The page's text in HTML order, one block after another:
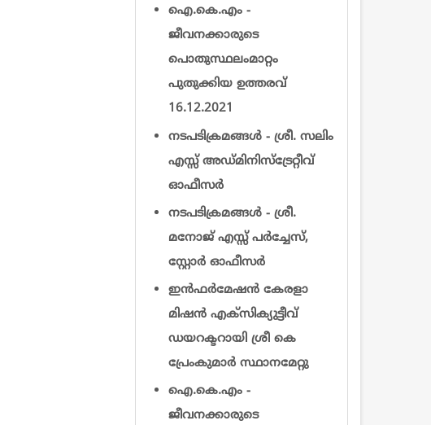
ഐ.കെ.എം -
ജീവനക്കാരുടെ
പൊതുസ്ഥലംമാറ്റം
പുതുക്കിയ ഉത്തരവ്
16.12.2021
നടപടിക്രമങ്ങൾ - ശ്രീ. സലിം
എസ്സ് അഡ്മിനിസ്ട്രേറ്റീവ്
ഓഫീസര്‍
നടപടിക്രമങ്ങൾ - ശ്രീ.
മനോജ് എസ്സ് പർച്ചേസ്,
സ്റ്റോർ ഓഫീസര്‍
ഇന്‍ഫര്‍മേഷന്‍ കേരളാ
മിഷന്‍ എക്സിക്യുട്ടീവ്‌
ഡയറക്ടറായി ശ്രീ കെ
പ്രേംകുമാര്‍ സ്ഥാനമേറ്റു
ഐ.കെ.എം -
ജീവനക്കാരുടെ